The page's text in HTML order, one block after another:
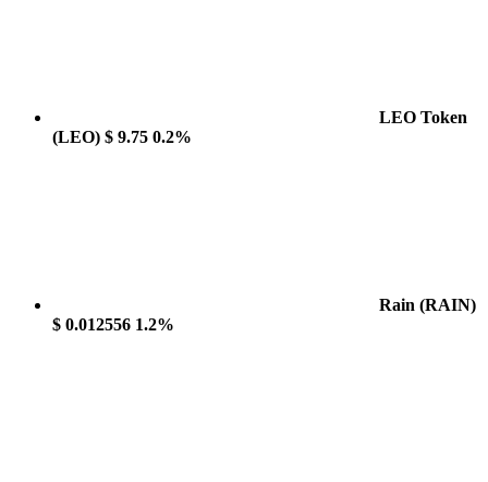
LEO Token
(LEO) $ 9.75 0.2%
Rain (RAIN)
$ 0.012556 1.2%